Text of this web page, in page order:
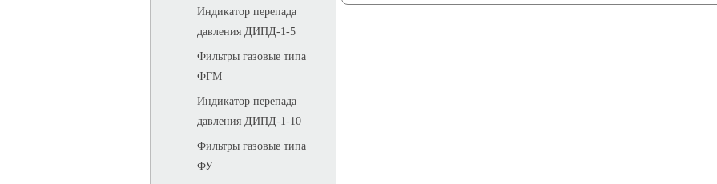
Индикатор перепада
давления ДИПД-1-5
Фильтры газовые типа
ФГМ
Индикатор перепада
давления ДИПД-1-10
Фильтры газовые типа
ФУ